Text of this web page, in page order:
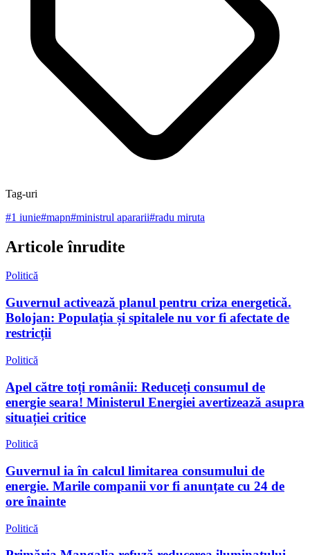
Tag-uri
#1 iunie#mapn#ministrul apararii#radu miruta
Articole înrudite
Politică
Guvernul activează planul pentru criza energetică.
Bolojan: Populația și spitalele nu vor fi afectate de
restricții
Politică
Apel către toți românii: Reduceți consumul de
energie seara! Ministerul Energiei avertizează asupra
situației critice
Politică
Guvernul ia în calcul limitarea consumului de
energie. Marile companii vor fi anunțate cu 24 de
ore înainte
Politică